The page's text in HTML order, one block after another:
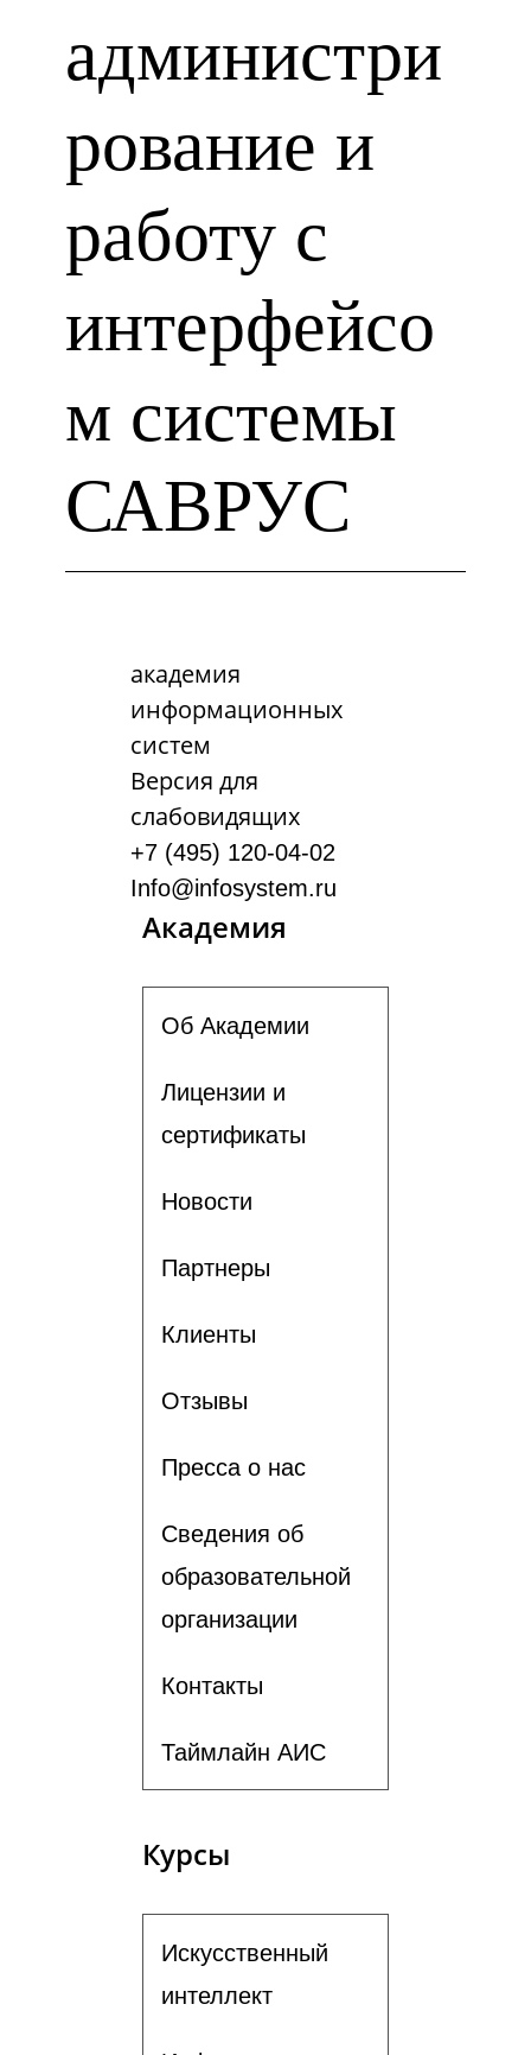
администри
рование и
работу с
интерфейсо
м системы
САВРУС
академия
информационных
систем
Версия для
слабовидящих
+7 (495) 120-04-02
Info@infosystem.ru
Академия
Об Академии
Лицензии и
сертификаты
Новости
Партнеры
Клиенты
Отзывы
Пресса о нас
Сведения об
образовательной
организации
Контакты
Таймлайн АИС
Курсы
Искусственный
интеллект